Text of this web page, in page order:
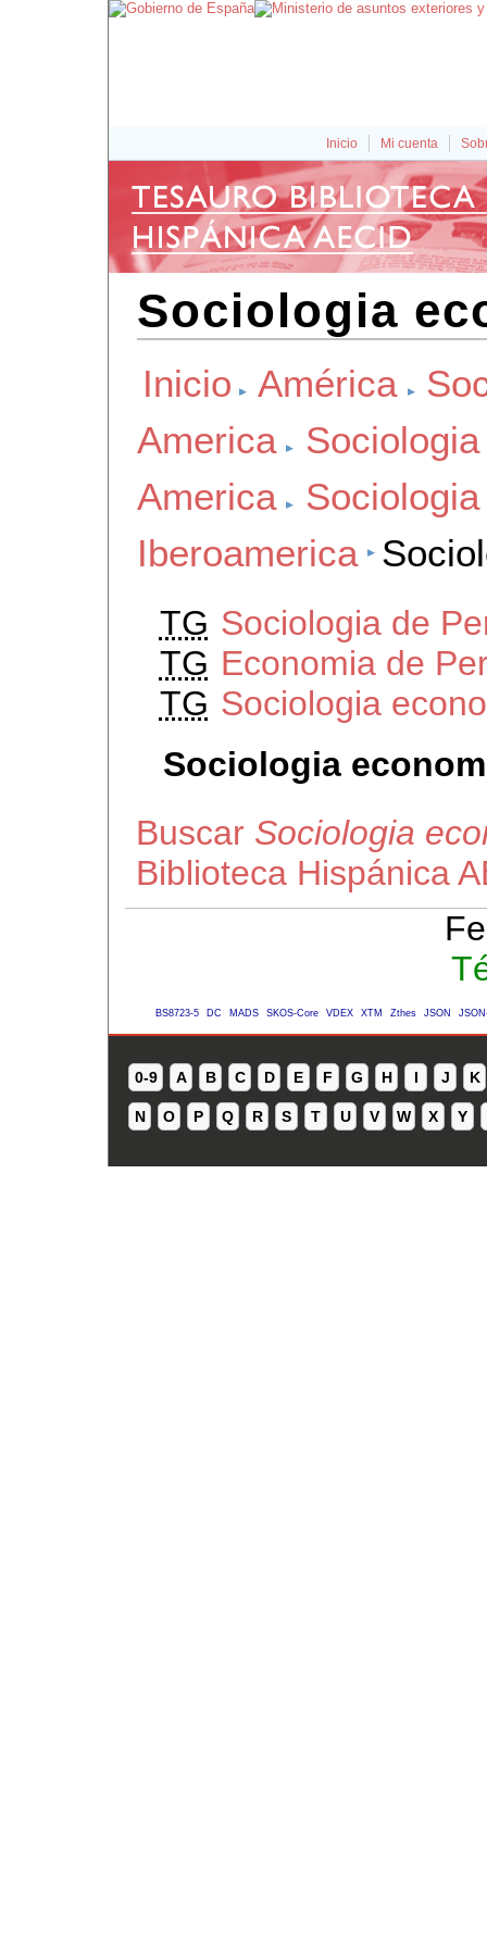
Inicio Mi cuenta
Sociologia
Inicio América
America
America
Iberoamerica
TG Sociologia de
TG Economia de
TG Sociologia
Sociologia
Buscar Sociologia
Biblioteca Hispánica
BS8723-5 DC MADS SKOS-Core VDEX XTM Zthes JSON
0-9 A B C D E F G H I J K
N O P Q R S T U V W X Y